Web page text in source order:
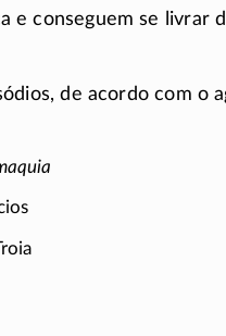
e conseguem se livrar
de acordo com o